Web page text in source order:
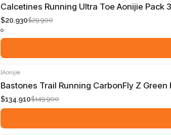
-30%
Calcetines Running Ultra Toe Aonijie Pack 3
$20.930$29.900
-10%
|Aonijie
Bastones Trail Running CarbonFly Z Green
$134.910$149.900